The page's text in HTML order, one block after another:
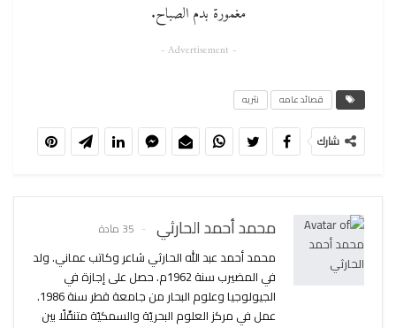
مغمورة بدم الصباح.
- Advertisement -
قصائد عامه نثريه
شارك
محمد أحمد الحارثي 35 مادة
محمد أحمد عبد الله الحارثي شاعر وكاتب عماني. ولد
في المضيرب سنة 1962م. حصل على إجازة في
الجيولوجيا وعلوم البحار من جامعة قطر سنة 1986.
عمل في مركز العلوم البحريّة والسمكيّة متنقّلًا بين